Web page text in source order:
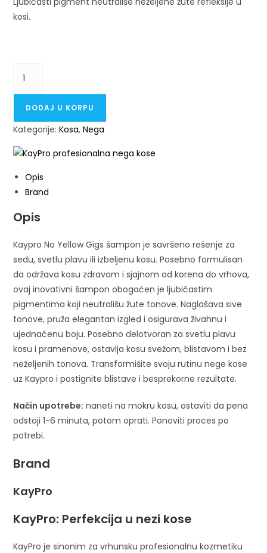
kosi.
DODAJ U KORPU
Kategorije:Kosa,Nega
Opis
Brand
Opis
Kaypro No Yellow Gigs šampon je savršeno rešenje za
sedu, svetlu plavu ili izbeljenu kosu. Posebno formulisan
da održava kosu zdravom i sjajnom od korena do vrhova,
ovaj inovativni šampon obogaćen je ljubičastim
pigmentima koji neutrališu žute tonove. Naglašava sive
tonove, pruža elegantan izgled i osigurava živahnu i
ujednačenu boju. Posebno delotvoran za svetlu plavu
kosu i pramenove, ostavlja kosu svežom, blistavom i bez
neželjenih tonova. Transformišite svoju rutinu nege kose
uz Kaypro i postignite blistave i besprekorne rezultate.
Način upotrebe: naneti na mokru kosu, ostaviti da pena
odstoji 1-6 minuta, potom oprati. Ponoviti proces po
potrebi.
Brand
KayPro
KayPro: Perfekcija u nezi kose
KayPro je sinonim za vrhunsku profesionalnu kozmetiku